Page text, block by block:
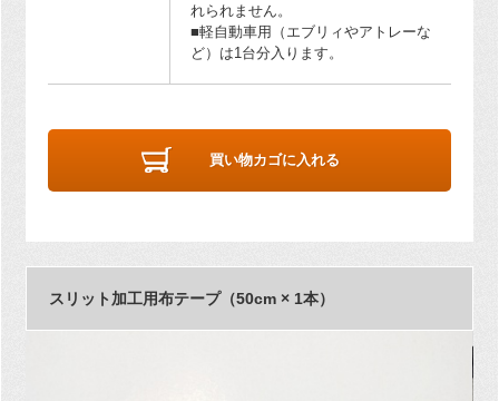
れられません。
■軽自動車用（エブリィやアトレーな
ど）は1台分入ります。
買い物カゴに入れる
スリット加工用布テープ（50cm × 1本）